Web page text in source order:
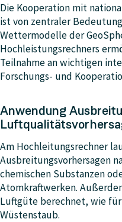
Die Kooperation mit
ist von zentraler
Wettermodelle der
Hochleistungsrechners
Teilnahme an wichtigen
Forschungs- und
Anwendung
Am Hochleitungsrechner
Ausbreitungsvorhersagen
chemischen Substanzen
Atomkraftwerken.
Luftgüte berechnet, wie
Wüstenstaub.